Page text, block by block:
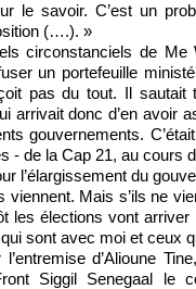
le savoir. C’est un
(….). »
circonstanciels de
un portefeuille
pas du tout. Il
arrivait donc d’en avoir
gouvernements.
- de la Cap 21, au cours
l’élargissement du
viennent. Mais s’ils ne
les élections vont
sont avec moi et ceux
d’Alioune
Siggil Senegaal le